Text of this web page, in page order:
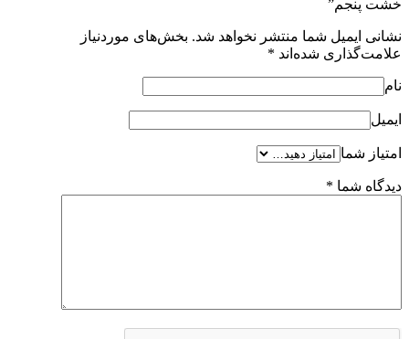
خشت پنجم”
نشانی ایمیل شما منتشر نخواهد شد. بخش‌های موردنیاز
علامت‌گذاری شده‌اند *
نام
ایمیل
امتیاز شما
دیدگاه شما *